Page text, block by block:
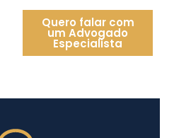
Quero falar com
um Advogado
Especialista